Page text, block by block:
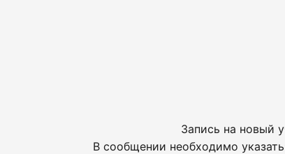
Запись на новый
В сообщении необходимо